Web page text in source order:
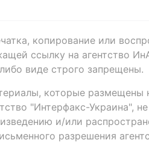
копирование или
ссылку на агентство
виде строго запрещены.
которые размещены
"Интерфакс-Украина",
и/или
разрешения